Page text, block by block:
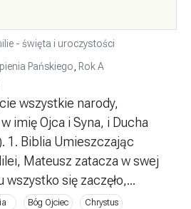
- święta i uroczystości
Pańskiego, Rok A
wszystkie narody,
imię Ojca i Syna, i Ducha
1. Biblia Umieszczając
Mateusz zatacza w swej
wszystko się zaczęło,...
Bóg Ojciec Chrystus